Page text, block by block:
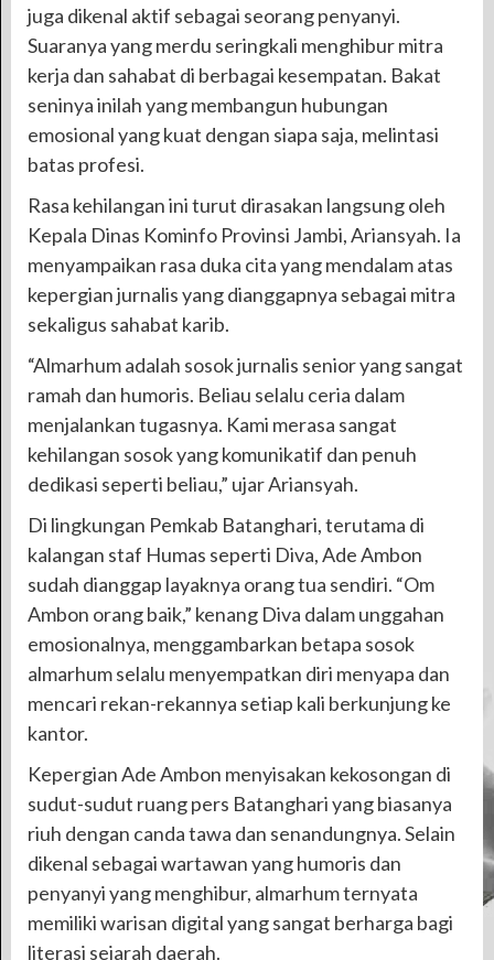
juga dikenal aktif sebagai seorang penyanyi.
Suaranya yang merdu seringkali menghibur mitra
kerja dan sahabat di berbagai kesempatan. Bakat
seninya inilah yang membangun hubungan
emosional yang kuat dengan siapa saja, melintasi
batas profesi.
Rasa kehilangan ini turut dirasakan langsung oleh
Kepala Dinas Kominfo Provinsi Jambi, Ariansyah. Ia
menyampaikan rasa duka cita yang mendalam atas
kepergian jurnalis yang dianggapnya sebagai mitra
sekaligus sahabat karib.
“Almarhum adalah sosok jurnalis senior yang sangat
ramah dan humoris. Beliau selalu ceria dalam
menjalankan tugasnya. Kami merasa sangat
kehilangan sosok yang komunikatif dan penuh
dedikasi seperti beliau,” ujar Ariansyah.
Di lingkungan Pemkab Batanghari, terutama di
kalangan staf Humas seperti Diva, Ade Ambon
sudah dianggap layaknya orang tua sendiri. “Om
Ambon orang baik,” kenang Diva dalam unggahan
emosionalnya, menggambarkan betapa sosok
almarhum selalu menyempatkan diri menyapa dan
mencari rekan-rekannya setiap kali berkunjung ke
kantor.
Kepergian Ade Ambon menyisakan kekosongan di
sudut-sudut ruang pers Batanghari yang biasanya
riuh dengan canda tawa dan senandungnya. Selain
dikenal sebagai wartawan yang humoris dan
penyanyi yang menghibur, almarhum ternyata
memiliki warisan digital yang sangat berharga bagi
literasi sejarah daerah.